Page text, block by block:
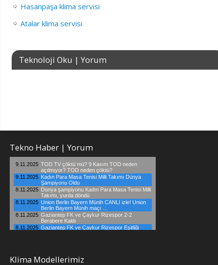
Hasanpaşa klima servisi
Atalar klima servisi
Teknoloji Oku | Yorum
Tekno Haber | Yorum
Klima Modellerimiz